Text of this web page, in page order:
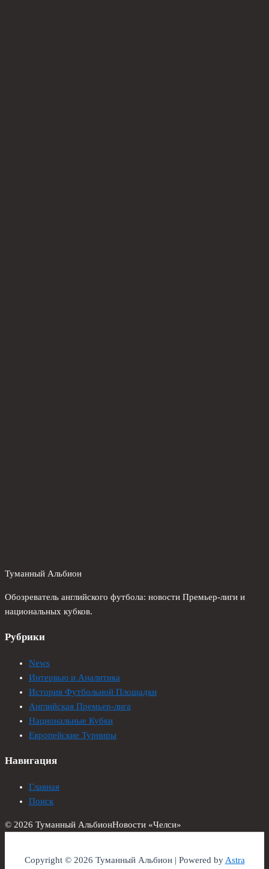
Туманный Альбион
Обозреватель английского футбола: новости Премьер-лиги и
национальных кубков.
Рубрики
News
Интервью и Аналитика
История Футбольной Площадки
Английская Премьер-лига
Национальные Кубки
Европейские Турниры
Навигация
Главная
Поиск
© 2026 Туманный АльбионНовости «Челси»
Copyright © 2026 Туманный Альбион | Powered byAstra